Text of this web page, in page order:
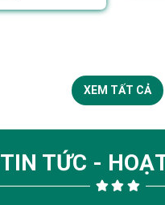
XEM TẤT CẢ
TIN TỨC -